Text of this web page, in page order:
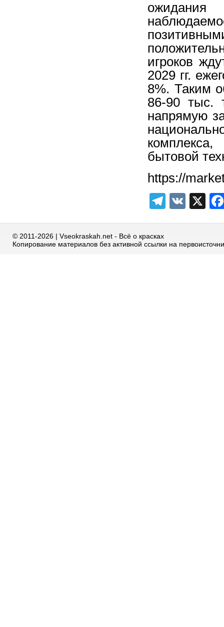
игроков
2029 гг.
8%. Таким
86-90 тыс.
напрямую
бытовой
https://
VK X
© 2011-2026 | Vseokraskah.net - Всё о красках
Копирование материалов без активной ссылки на